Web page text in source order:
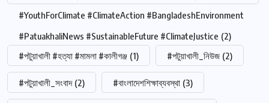
#YouthForClimate #ClimateAction #BangladeshEnvironment
#PatuakhaliNews #SustainableFuture #ClimateJustice (2)
#পটুয়াখালী #হত্যা #মামলা #কালীগঞ্জ (1) #পটুয়াখালী_নিউজ (2)
#পটুয়াখালী_সংবাদ (2) #বাংলাদেশশিক্ষাব্যবস্থা (3)